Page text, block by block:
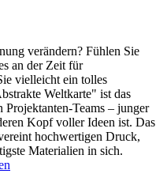
verändern? Fühlen Sie
an der Zeit für
vielleicht ein tolles
Weltkarte" ist das
Projektanten-Teams – junger
Kopf voller Ideen ist. Das
hochwertigen Druck,
Materialien in sich.